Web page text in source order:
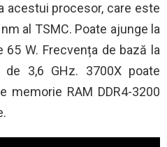
acestui procesor, care este
al TSMC. Poate ajunge la
65 W. Frecvența de bază la
3,6 GHz. 3700X poate
memorie RAM DDR4-3200